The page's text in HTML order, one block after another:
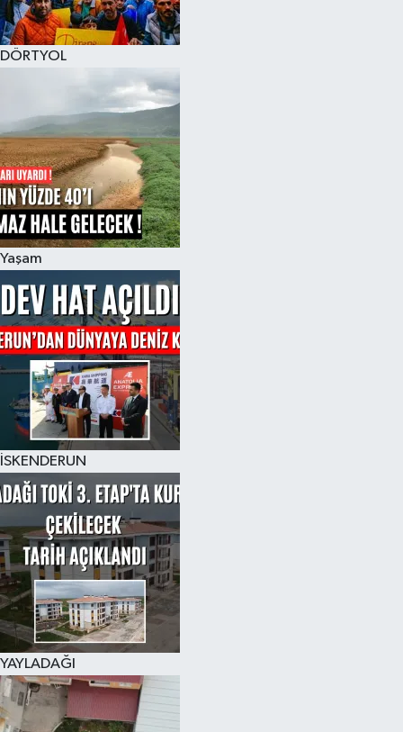
DÖRTYOL
Yaşam
İSKENDERUN
YAYLADAĞI